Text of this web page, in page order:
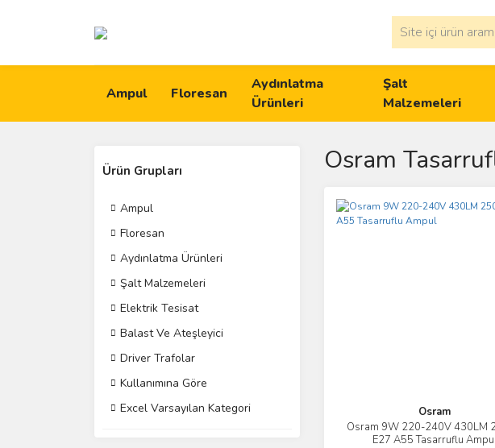
Ampul Floresan
Aydınlatma
Ürünleri
Şalt
Malzemeleri
Ürün Grupları
Ampul
Floresan
Aydınlatma Ürünleri
Şalt Malzemeleri
Elektrik Tesisat
Balast Ve Ateşleyici
Driver Trafolar
Kullanımına Göre
Excel Varsayılan Kategori
Osram
Osram
Osram 9W 220-240V 430LM
E27 A55 Tasarruflu
İncele